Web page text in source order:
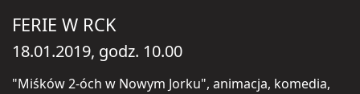
FERIE W RCK
18.01.2019, godz. 10.00
"Miśków 2-óch w Nowym Jorku", animacja, komedia,